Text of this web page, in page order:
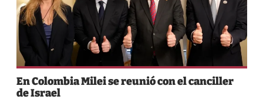
En Colombia Milei se reunió con el canciller
de Israel